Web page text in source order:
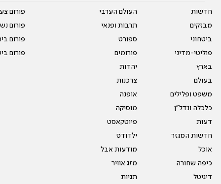
חדשות
מבזקים
ביטחוני
פוליטי-מדיני
בארץ
בעולם
משפט ופלילים
כלכלה ונדל"ן
דעות
חדשות המגזר
אוכל
כיפה שחורה
דיגיטל
העולם הערבי
תרבות ופנאי
ספורט
פורומים
יהדות
צרכנות
אופנה
מוסיקה
פיוטקאסט
ילדודס
מודעות אבל
מזג אוויר
תגיות
פורום
פורום
פורום
פורום